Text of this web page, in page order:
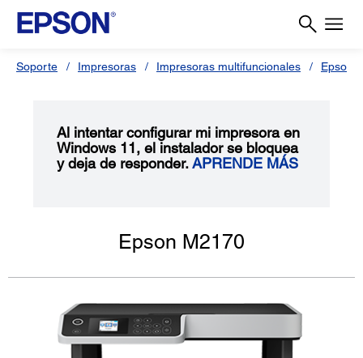
Soporte Impresoras Impresoras multifuncionales Epson
Al intentar configurar mi impresora en
Windows 11, el instalador se bloquea
y deja de responder.APRENDE MÁS
Epson M2170